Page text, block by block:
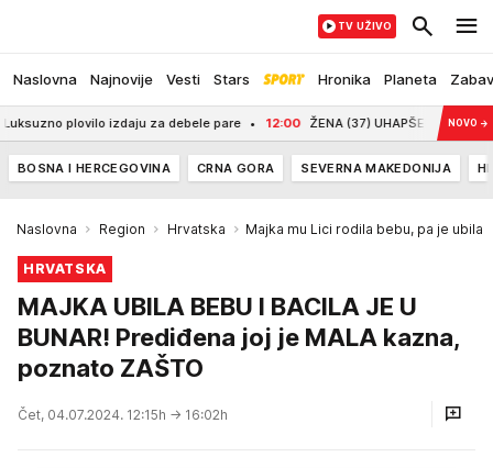
Naslovna Najnovije Vesti Stars Hronika Planeta
TV UŽIVO
plovilo izdaju za debele pare 12:00 ŽENA (37) UHAPŠENA ZBOGNOVO →
BOSNA I HERCEGOVINA CRNA GORA SEVERNA MAKEDONIJA
Naslovna Region Hrvatska Majka mu Lici rodila bebu, pa je ubila
HRVATSKA
MAJKA UBILA BEBU I BACILA JE U
BUNAR! Prediđena joj je MALA kazna,
poznato ZAŠTO
Čet, 04.07.2024. 12:15h → 16:02h